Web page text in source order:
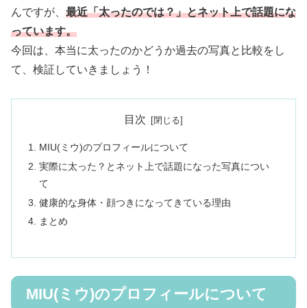
んですが、 最近「太ったのでは？」とネット上で話題にな
っています。
今回は、本当に太ったのかどうか過去の写真と比較をし
て、検証していきましょう！
目次
MIU(ミウ)のプロフィールについて
実際に太った？とネット上で話題になった写真につい
て
健康的な身体・顔つきになってきている理由
まとめ
MIU(ミウ)のプロフィールについて